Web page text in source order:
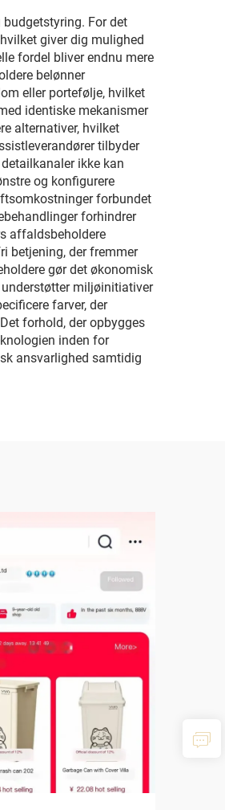
For det
giver dig mulighed
fordel bliver endnu mere
belønner
eller portefølje, hvilket
identiske mekanismer
alternativer, hvilket
tilbyder
ikke kan
og konfigurere
forbundet
forhindrer
affaldsbeholdere
betjening, der fremmer
gør det økonomisk
miljøinitiativer
farver, der
forhold, der opbygges
inden for
ansvarlighed samtidig